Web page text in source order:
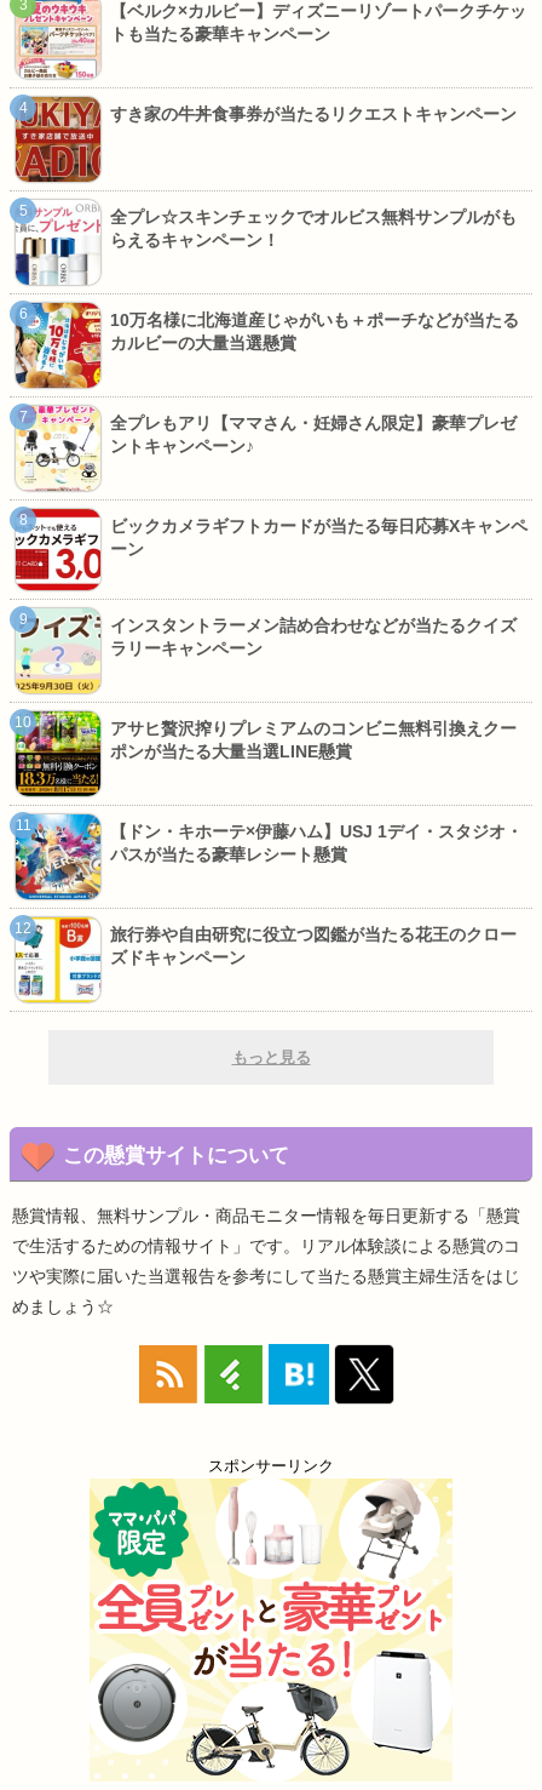
【ベルク×カルビー】ディズニーリゾートパークチケッ
トも当たる豪華キャンペーン
すき家の牛丼食事券が当たるリクエストキャンペーン
全プレ☆スキンチェックでオルビス無料サンプルがも
らえるキャンペーン！
10万名様に北海道産じゃがいも＋ポーチなどが当たる
カルビーの大量当選懸賞
全プレもアリ【ママさん・妊婦さん限定】豪華プレゼ
ントキャンペーン♪
ビックカメラギフトカードが当たる毎日応募Xキャンペ
ーン
インスタントラーメン詰め合わせなどが当たるクイズ
ラリーキャンペーン
アサヒ贅沢搾りプレミアムのコンビニ無料引換えクー
ポンが当たる大量当選LINE懸賞
【ドン・キホーテ×伊藤ハム】USJ 1デイ・スタジオ・
パスが当たる豪華レシート懸賞
旅行券や自由研究に役立つ図鑑が当たる花王のクロー
ズドキャンペーン
もっと見る
この懸賞サイトについて
懸賞情報、無料サンプル・商品モニター情報を毎日更新する「懸賞
で生活するための情報サイト」です。リアル体験談による懸賞のコ
ツや実際に届いた当選報告を参考にして当たる懸賞主婦生活をはじ
めましょう☆
スポンサーリンク